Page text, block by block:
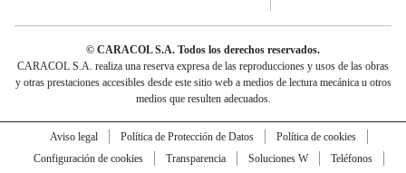
© CARACOL S.A. Todos los derechos reservados.
CARACOL S.A. realiza una reserva expresa de las reproducciones y usos de las obras
y otras prestaciones accesibles desde este sitio web a medios de lectura mecánica u otros
medios que resulten adecuados.
Aviso legal Política de Protección de Datos
Política de cookies
Configuración de cookies
Transparencia Soluciones W
Teléfonos